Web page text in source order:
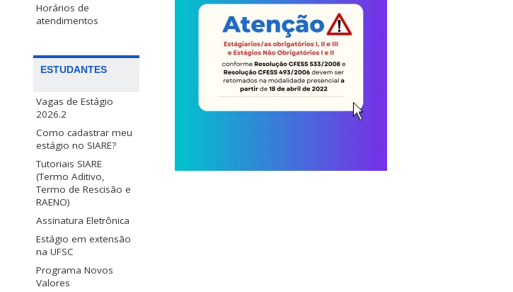
Horários de
atendimentos
ESTUDANTES
Vagas de Estágio
2026.2
Como cadastrar meu
estágio no SIARE?
Tutoriais SIARE
(Termo Aditivo,
Termo de Rescisão e
RAENO)
Assinatura Eletrônica
Estágio em extensão
na UFSC
Programa Novos
Valores